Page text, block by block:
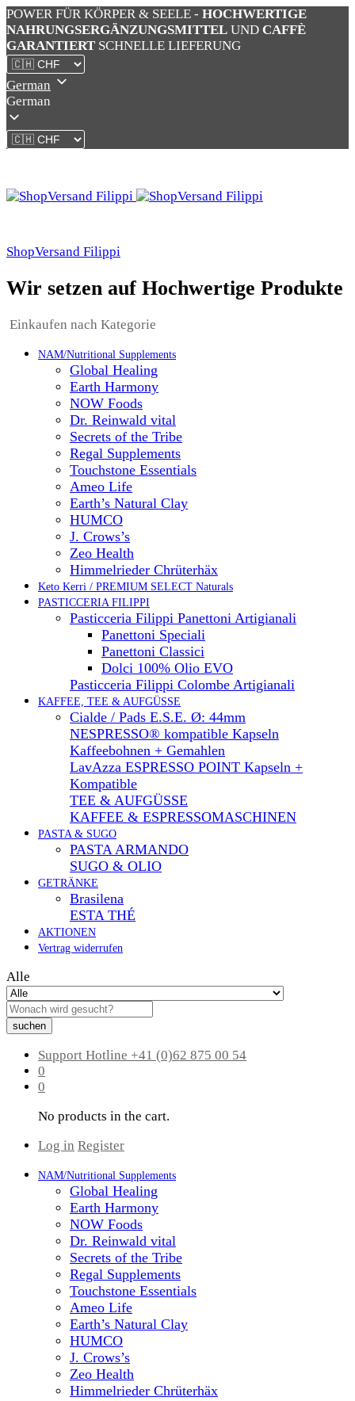
POWER FÜR KÖRPER & SEELE - HOCHWERTIGE
NAHRUNGSERGÄNZUNGSMITTEL UND CAFFÈ
GARANTIERT SCHNELLE LIEFERUNG
German
German
ShopVersand Filippi
Wir setzen auf Hochwertige Produkte
Einkaufen nach Kategorie
NAM/Nutritional Supplements
Global Healing
Earth Harmony
NOW Foods
Dr. Reinwald vital
Secrets of the Tribe
Regal Supplements
Touchstone Essentials
Ameo Life
Earth’s Natural Clay
HUMCO
J. Crows’s
Zeo Health
Himmelrieder Chrüterhäx
Keto Kerri / PREMIUM SELECT Naturals
PASTICCERIA FILIPPI
Pasticceria Filippi Panettoni Artigianali
Panettoni Speciali
Panettoni Classici
Dolci 100% Olio EVO
Pasticceria Filippi Colombe Artigianali
KAFFEE, TEE & AUFGÜSSE
Cialde / Pads E.S.E. Ø: 44mm
NESPRESSO® kompatible Kapseln
Kaffeebohnen + Gemahlen
LavAzza ESPRESSO POINT Kapseln +
Kompatible
TEE & AUFGÜSSE
KAFFEE & ESPRESSOMASCHINEN
PASTA & SUGO
PASTA ARMANDO
SUGO & OLIO
GETRÄNKE
Brasilena
ESTA THÉ
AKTIONEN
Vertrag widerrufen
Alle
suchen
Support Hotline +41 (0)62 875 00 54
0
0
No products in the cart.
Log in Register
NAM/Nutritional Supplements
Global Healing
Earth Harmony
NOW Foods
Dr. Reinwald vital
Secrets of the Tribe
Regal Supplements
Touchstone Essentials
Ameo Life
Earth’s Natural Clay
HUMCO
J. Crows’s
Zeo Health
Himmelrieder Chrüterhäx